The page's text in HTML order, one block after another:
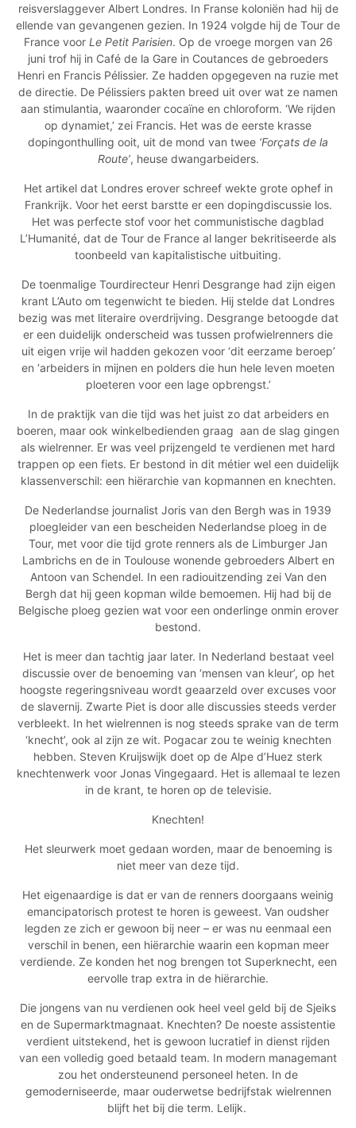
reisverslaggever Albert Londres. In Franse koloniën had hij de
ellende van gevangenen gezien. In 1924 volgde hij de Tour de
France voor Le Petit Parisien. Op de vroege morgen van 26
juni trof hij in Café de la Gare in Coutances de gebroeders
Henri en Francis Pélissier. Ze hadden opgegeven na ruzie met
de directie. De Pélissiers pakten breed uit over wat ze namen
aan stimulantia, waaronder cocaïne en chloroform. ‘We rijden
op dynamiet,’ zei Francis. Het was de eerste krasse
dopingonthulling ooit, uit de mond van twee ‘Forçats de la
Route’, heuse dwangarbeiders.
Het artikel dat Londres erover schreef wekte grote ophef in
Frankrijk. Voor het eerst barstte er een dopingdiscussie los.
Het was perfecte stof voor het communistische dagblad
L’Humanité, dat de Tour de France al langer bekritiseerde als
toonbeeld van kapitalistische uitbuiting.
De toenmalige Tourdirecteur Henri Desgrange had zijn eigen
krant L’Auto om tegenwicht te bieden. Hij stelde dat Londres
bezig was met literaire overdrijving. Desgrange betoogde dat
er een duidelijk onderscheid was tussen profwielrenners die
uit eigen vrije wil hadden gekozen voor ‘dit eerzame beroep’
en ‘arbeiders in mijnen en polders die hun hele leven moeten
ploeteren voor een lage opbrengst.’
In de praktijk van die tijd was het juist zo dat arbeiders en
boeren, maar ook winkelbedienden graag aan de slag gingen
als wielrenner. Er was veel prijzengeld te verdienen met hard
trappen op een fiets. Er bestond in dit métier wel een duidelijk
klassenverschil: een hiërarchie van kopmannen en knechten.
De Nederlandse journalist Joris van den Bergh was in 1939
ploegleider van een bescheiden Nederlandse ploeg in de
Tour, met voor die tijd grote renners als de Limburger Jan
Lambrichs en de in Toulouse wonende gebroeders Albert en
Antoon van Schendel. In een radiouitzending zei Van den
Bergh dat hij geen kopman wilde bemoemen. Hij had bij de
Belgische ploeg gezien wat voor een onderlinge onmin erover
bestond.
Het is meer dan tachtig jaar later. In Nederland bestaat veel
discussie over de benoeming van ‘mensen van kleur’, op het
hoogste regeringsniveau wordt geaarzeld over excuses voor
de slavernij. Zwarte Piet is door alle discussies steeds verder
verbleekt. In het wielrennen is nog steeds sprake van de term
‘knecht’, ook al zijn ze wit. Pogacar zou te weinig knechten
hebben. Steven Kruijswijk doet op de Alpe d’Huez sterk
knechtenwerk voor Jonas Vingegaard. Het is allemaal te lezen
in de krant, te horen op de televisie.
Knechten!
Het sleurwerk moet gedaan worden, maar de benoeming is
niet meer van deze tijd.
Het eigenaardige is dat er van de renners doorgaans weinig
emancipatorisch protest te horen is geweest. Van oudsher
legden ze zich er gewoon bij neer – er was nu eenmaal een
verschil in benen, een hiërarchie waarin een kopman meer
verdiende. Ze konden het nog brengen tot Superknecht, een
eervolle trap extra in de hiërarchie.
Die jongens van nu verdienen ook heel veel geld bij de Sjeiks
en de Supermarktmagnaat. Knechten? De noeste assistentie
verdient uitstekend, het is gewoon lucratief in dienst rijden
van een volledig goed betaald team. In modern managemant
zou het ondersteunend personeel heten. In de
gemoderniseerde, maar ouderwetse bedrijfstak wielrennen
blijft het bij die term. Lelijk.